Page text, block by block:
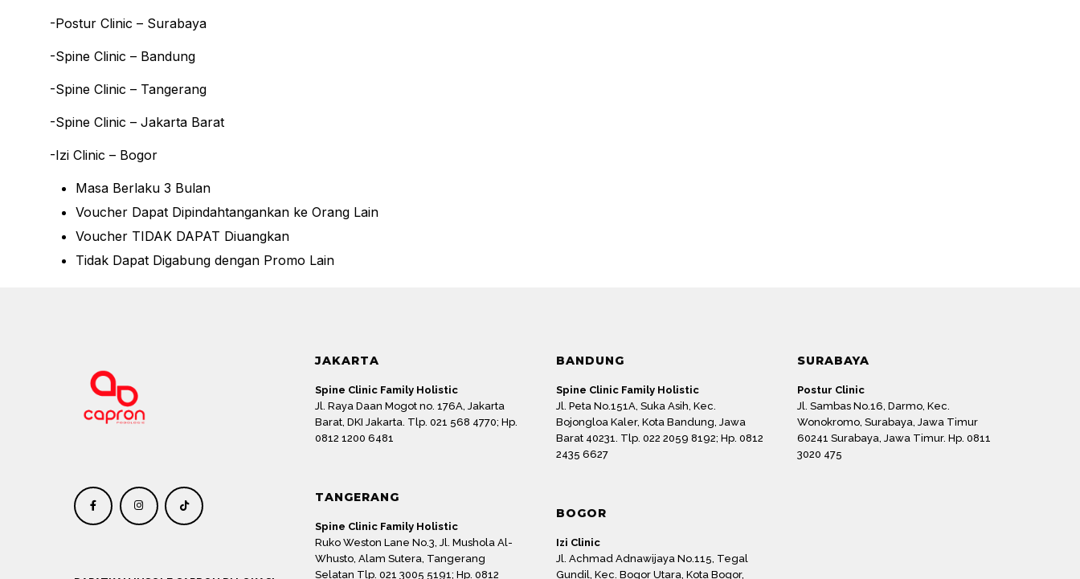
-Postur Clinic – Surabaya
-Spine Clinic – Bandung
-Spine Clinic – Tangerang
-Spine Clinic – Jakarta Barat
-Izi Clinic – Bogor
Masa Berlaku 3 Bulan
Voucher Dapat Dipindahtangankan ke Orang Lain
Voucher TIDAK DAPAT Diuangkan
Tidak Dapat Digabung dengan Promo Lain
JAKARTA
Spine Clinic Family Holistic
Jl. Raya Daan Mogot no. 176A, Jakarta
Barat, DKI Jakarta. Tlp. 021 568 4770; Hp.
0812 1200 6481
TANGERANG
Spine Clinic Family Holistic
Ruko Weston Lane No.3, Jl. Mushola Al-
Whusto, Alam Sutera, Tangerang
Selatan Tlp. 021 3005 5191; Hp. 0812
BANDUNG
Spine Clinic Family Holistic
Jl. Peta No.151A, Suka Asih, Kec.
Bojongloa Kaler, Kota Bandung, Jawa
Barat 40231. Tlp. 022 2059 8192; Hp. 0812
2435 6627
BOGOR
Izi Clinic
Jl. Achmad Adnawijaya No.115, Tegal
Gundil, Kec. Bogor Utara, Kota Bogor,
SURABAYA
Postur Clinic
Jl. Sambas No.16, Darmo, Kec.
Wonokromo, Surabaya, Jawa Timur
60241 Surabaya, Jawa Timur. Hp. 0811
3020 475